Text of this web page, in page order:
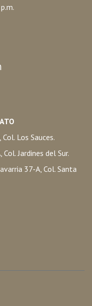
Los Sauces.
Jardines del Sur.
37-A, Col. Santa